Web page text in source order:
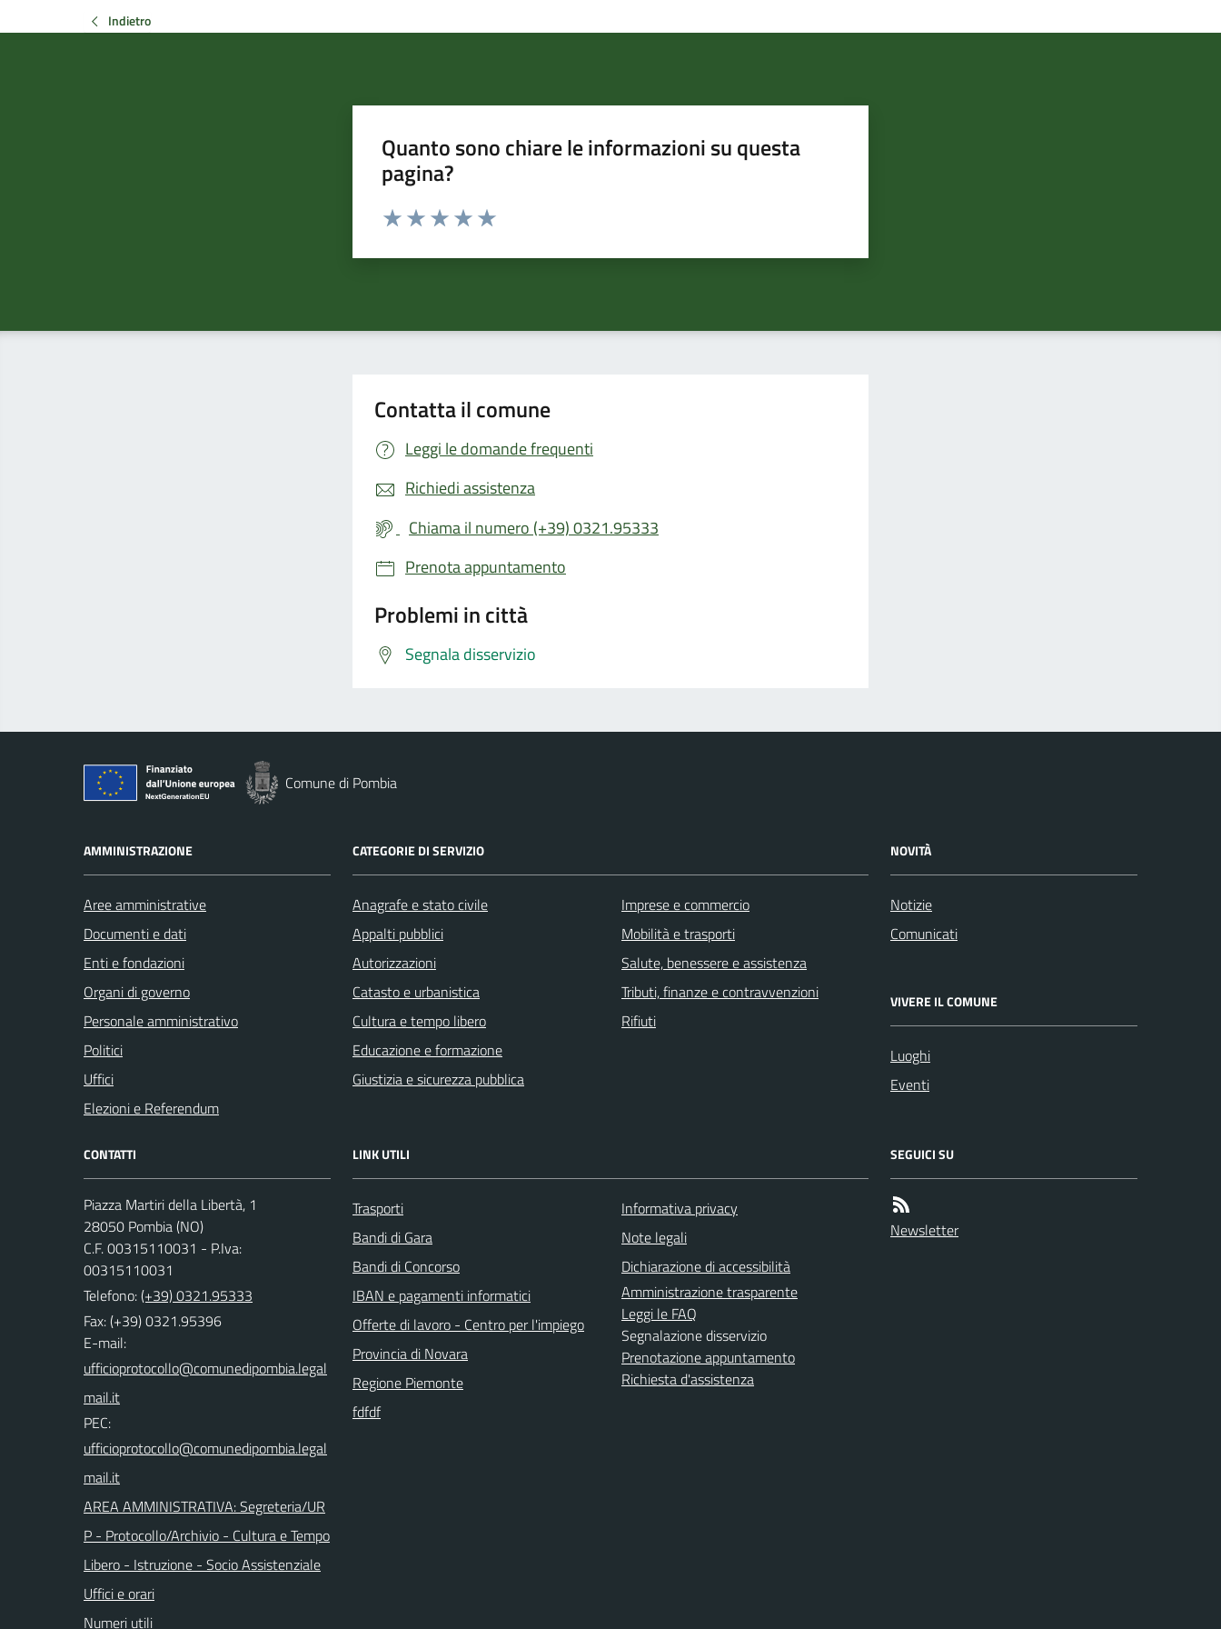
Indietro
Quanto sono chiare le informazioni su questa
pagina?
Valuta da 1 a 5 stelle la pagina
Contatta il comune
Leggi le domande frequenti
Richiedi assistenza
Chiama il numero (+39) 0321.95333
Prenota appuntamento
Problemi in città
Segnala disservizio
Comune di Pombia
AMMINISTRAZIONE
Aree amministrative
Documenti e dati
Enti e fondazioni
Organi di governo
Personale amministrativo
Politici
Uffici
Elezioni e Referendum
CATEGORIE DI SERVIZIO
Anagrafe e stato civile
Appalti pubblici
Autorizzazioni
Catasto e urbanistica
Cultura e tempo libero
Educazione e formazione
Giustizia e sicurezza pubblica
Imprese e commercio
Mobilità e trasporti
Salute, benessere e assistenza
Tributi, finanze e contravvenzioni
Rifiuti
NOVITÀ
Notizie
Comunicati
VIVERE IL COMUNE
Luoghi
Eventi
CONTATTI
Piazza Martiri della Libertà, 1
28050 Pombia (NO)
C.F. 00315110031 - P.Iva:
00315110031
Telefono:(+39) 0321.95333
Fax: (+39) 0321.95396
E-mail:
PEC:
AREA AMMINISTRATIVA: Segreteria/UR
P - Protocollo/Archivio - Cultura e Tempo
Libero - Istruzione - Socio Assistenziale
Uffici e orari
Numeri utili
LINK UTILI
Trasporti
Bandi di Gara
Bandi di Concorso
IBAN e pagamenti informatici
Offerte di lavoro - Centro per l'impiego
Provincia di Novara
Regione Piemonte
fdfdf
Informativa privacy
Note legali
Dichiarazione di accessibilità
Amministrazione trasparente
Leggi le FAQ
Segnalazione disservizio
Prenotazione appuntamento
Richiesta d'assistenza
SEGUICI SU
Newsletter